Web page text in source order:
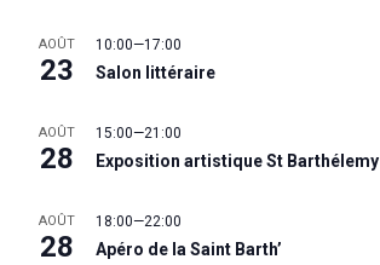
AOÛT
23
10:00—17:00
Salon littéraire
AOÛT
28
15:00—21:00
Exposition artistique St Barthélemy
AOÛT
28
18:00—22:00
Apéro de la Saint Barth’